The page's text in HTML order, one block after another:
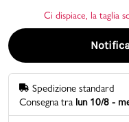
Accedi | Registrati
Promo & News
negozi
Ci dispiace, la taglia
Spedizione standard
Consegna tra lun 10/8 -